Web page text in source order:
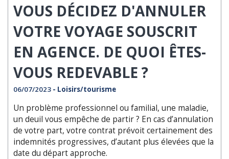
VOUS DÉCIDEZ D'ANNULER
VOTRE VOYAGE SOUSCRIT
EN AGENCE. DE QUOI ÊTES-
VOUS REDEVABLE ?
06/07/2023 - Loisirs/tourisme
Un problème professionnel ou familial, une maladie,
un deuil vous empêche de partir ? En cas d’annulation
de votre part, votre contrat prévoit certainement des
indemnités progressives, d’autant plus élevées que la
date du départ approche.